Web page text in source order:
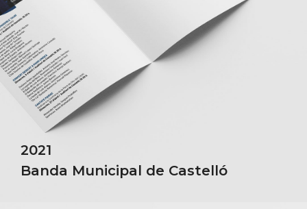
2021
Banda Municipal de Castelló